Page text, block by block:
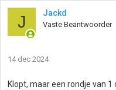
J Jackd
Vaste Beantwoorder
14 dec 2024
Klopt, maar een rondje van